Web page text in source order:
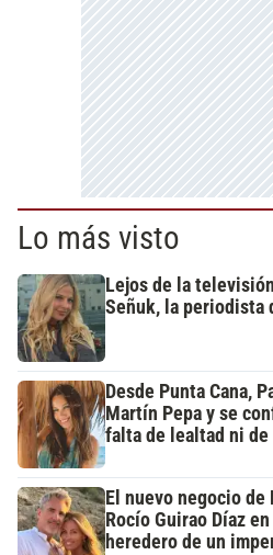
Lo más visto
Lejos de la
Señuk, la periodista
Desde Punta Cana,
Martín Pepa y se
falta de lealtad ni de
El nuevo negocio
Rocío Guirao Díaz
heredero de un